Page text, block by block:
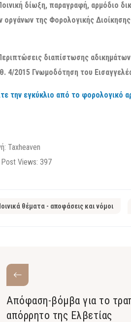
δίωξη, παραγραφή, αρμόδιο
οργάνων της Φορολογικής
διαπίστωσης
4/2015 Γνωμοδότηση του
την εγκύκλιο από το φορολογικό
Taxheaven
Post Views: 397
θέματα - αποφάσεις και νόμοι
Απόφαση-βόμβα για το
απόρρητο της Ελβετίας